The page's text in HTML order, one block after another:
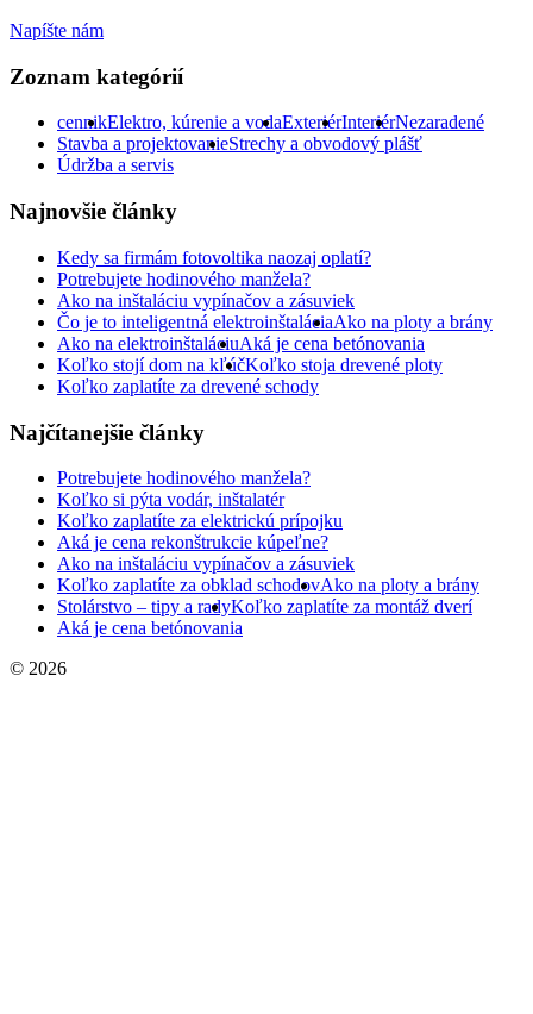
Napíšte nám
Zoznam kategórií
cennikElektro, kúrenie a vodaExteriérInteriérNezaradené
Stavba a projektovanieStrechy a obvodový plášť
Údržba a servis
Najnovšie články
Kedy sa firmám fotovoltika naozaj oplatí?
Potrebujete hodinového manžela?
Ako na inštaláciu vypínačov a zásuviek
Čo je to inteligentná elektroinštaláciaAko na ploty a brány
Ako na elektroinštaláciuAká je cena betónovania
Koľko stojí dom na kľúčKoľko stoja drevené ploty
Koľko zaplatíte za drevené schody
Najčítanejšie články
Potrebujete hodinového manžela?
Koľko si pýta vodár, inštalatér
Koľko zaplatíte za elektrickú prípojku
Aká je cena rekonštrukcie kúpeľne?
Ako na inštaláciu vypínačov a zásuviek
Koľko zaplatíte za obklad schodovAko na ploty a brány
Stolárstvo – tipy a radyKoľko zaplatíte za montáž dverí
Aká je cena betónovania
© 2026